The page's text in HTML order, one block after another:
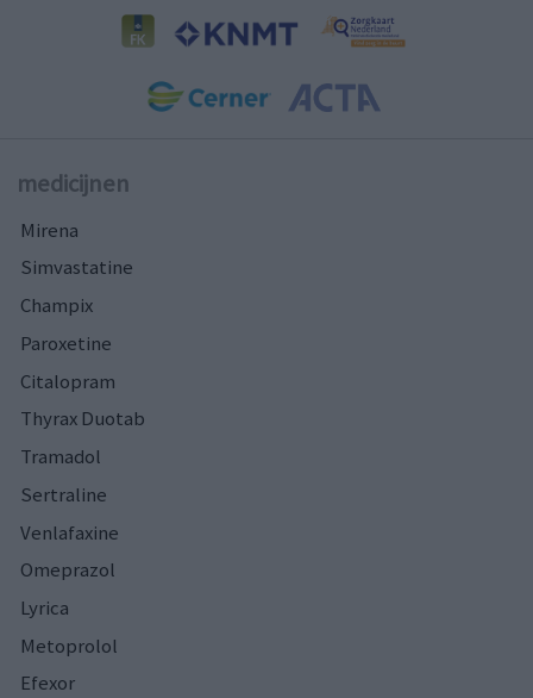
medicijnen
Mirena
Simvastatine
Champix
Paroxetine
Citalopram
Thyrax Duotab
Tramadol
Sertraline
Venlafaxine
Omeprazol
Lyrica
Metoprolol
Efexor